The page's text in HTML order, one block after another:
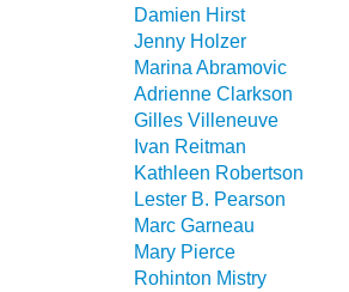
Damien Hirst
Jenny Holzer
Marina Abramovic
Adrienne Clarkson
Gilles Villeneuve
Ivan Reitman
Kathleen Robertson
Lester B. Pearson
Marc Garneau
Mary Pierce
Rohinton Mistry